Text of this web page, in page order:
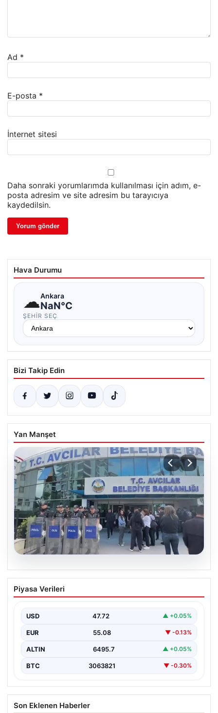
Ad *
E-posta *
İnternet sitesi
Daha sonraki yorumlarımda kullanılması için adım, e-
posta adresim ve site adresim bu tarayıcıya
kaydedilsin.
Hava Durumu
☁Ankara
NaN°C
ŞEHIR SEÇ
Bizi Takip Edin
Yan Manşet
Avcılar Belediyesi’ne operasyon. 12
şüpheli gözaltına alındı
12 Şüpheli Gözaltına Alındı”, “content”: “ İstanbul’un
önemli ilçelerinden…
Piyasa Verileri
USD 47.72 ▲ +0.05%
EUR 55.08 ▼ -0.13%
ALTIN 6495.7 ▲ +0.05%
BTC 3063821 ▼ -0.30%
Son Eklenen Haberler